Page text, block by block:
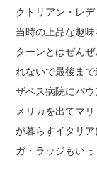
クトリアン・レ
当時の上品な趣
ターンとはぜん
れないで最後ま
ザベス病院にパ
メリカを出てマ
が暮らすイタリ
ガ・ラッジもいっ